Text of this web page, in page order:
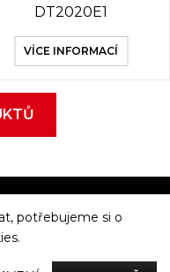
DT2020E1
VÍCE INFORMACÍ
potřebujeme si o